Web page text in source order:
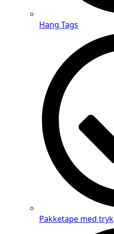
Hang Tags
Pakketape med tryk